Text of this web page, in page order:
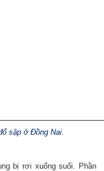
sập ở Đồng Nai.
bị rơi xuống suối. Phần